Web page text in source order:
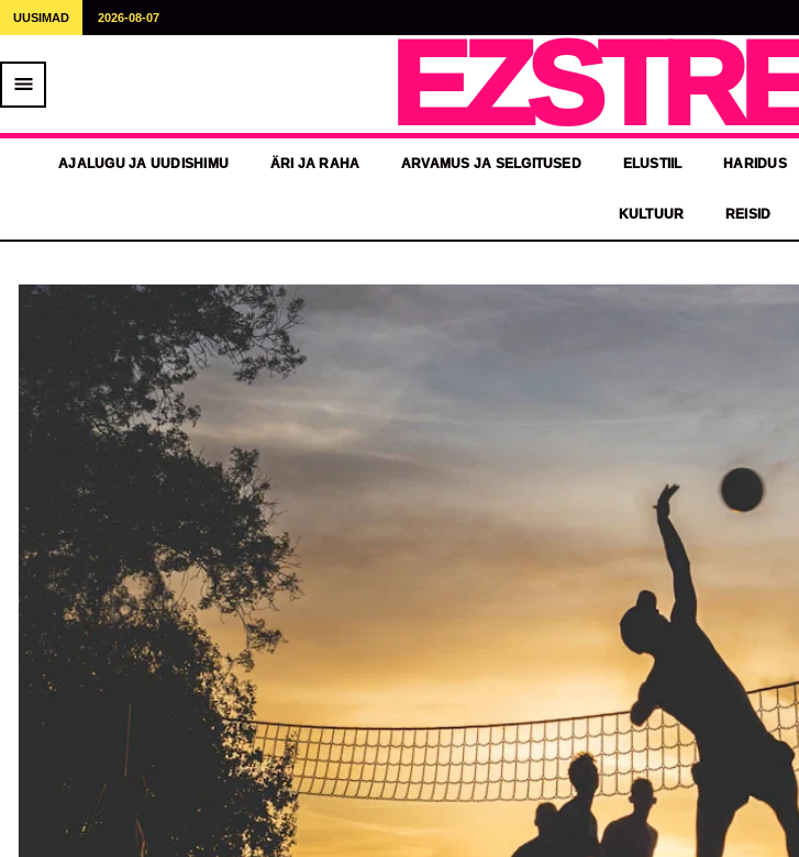
UUSIMAD 2026-08-07
AJALUGU JA UUDISHIMU ÄRI JA RAHA ARVAMUS JA SELGITUSED ELUSTIIL HARIDUS
KULTUUR REISID